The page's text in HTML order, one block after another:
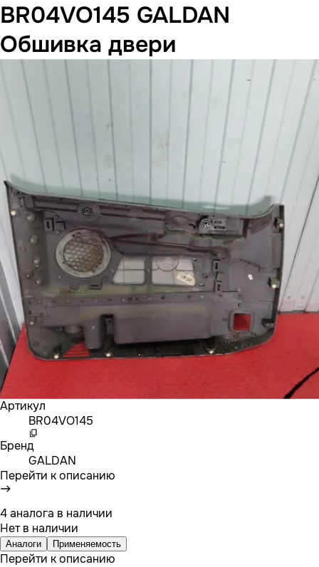
BR04VO145 GALDAN
Обшивка двери
Артикул
BR04VO145
Бренд
GALDAN
Перейти к описанию
4 аналога в наличии
Нет в наличии
Аналоги Применяемость
Перейти к описанию